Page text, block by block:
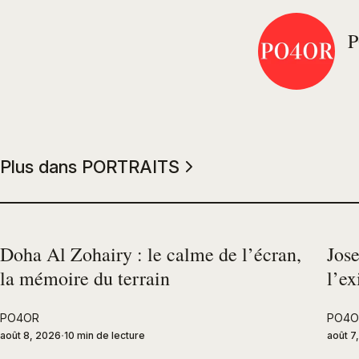
Plus dans PORTRAITS
Doha Al Zohairy : le calme de l’écran,
la mémoire du terrain
PO4OR
août 8, 2026 10 min de lecture août